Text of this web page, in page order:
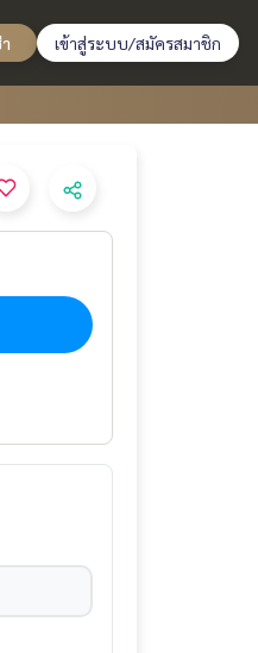
เข้าสู่ระบบ/สมัครสมาชิก